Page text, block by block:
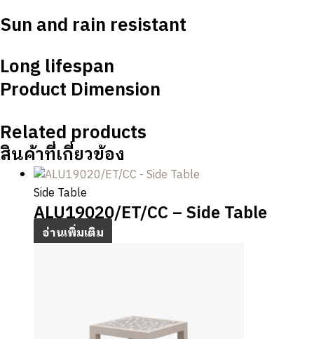
Sun and rain resistant
Long lifespan
Product Dimension
Related products
สินค้าที่เกี่ยวข้อง
Side Table
ALU19020/ET/CC – Side Table
อ่านเพิ่มเติม